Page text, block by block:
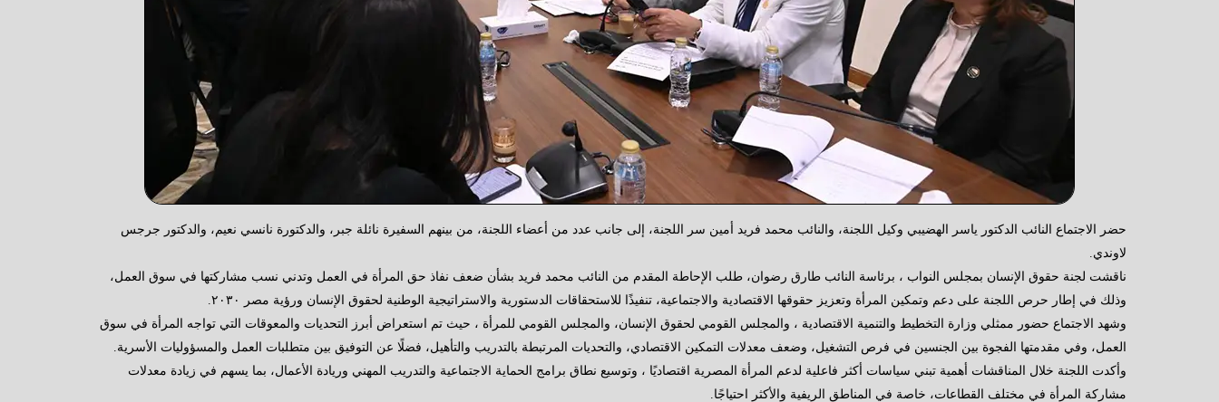
حضر الاجتماع النائب الدكتور ياسر الهضيبي وكيل اللجنة، والنائب محمد فريد أمين سر اللجنة، إلى جانب عدد من أعضاء اللجنة، من بينهم السفيرة نائلة جبر، والدكتورة نانسي نعيم، والدكتور جرجس
لاوندي.
ناقشت لجنة حقوق الإنسان بمجلس النواب ، برئاسة النائب طارق رضوان، طلب الإحاطة المقدم من النائب محمد فريد بشأن ضعف نفاذ حق المرأة في العمل وتدني نسب مشاركتها في سوق العمل،
وذلك في إطار حرص اللجنة على دعم وتمكين المرأة وتعزيز حقوقها الاقتصادية والاجتماعية، تنفيذًا للاستحقاقات الدستورية والاستراتيجية الوطنية لحقوق الإنسان ورؤية مصر ٢٠٣٠.
وشهد الاجتماع حضور ممثلي وزارة التخطيط والتنمية الاقتصادية ، والمجلس القومي لحقوق الإنسان، والمجلس القومي للمرأة ، حيث تم استعراض أبرز التحديات والمعوقات التي تواجه المرأة في سوق
العمل، وفي مقدمتها الفجوة بين الجنسين في فرص التشغيل، وضعف معدلات التمكين الاقتصادي، والتحديات المرتبطة بالتدريب والتأهيل، فضلًا عن التوفيق بين متطلبات العمل والمسؤوليات الأسرية.
وأكدت اللجنة خلال المناقشات أهمية تبني سياسات أكثر فاعلية لدعم المرأة المصرية اقتصاديًا ، وتوسيع نطاق برامج الحماية الاجتماعية والتدريب المهني وريادة الأعمال، بما يسهم في زيادة معدلات
مشاركة المرأة في مختلف القطاعات، خاصة في المناطق الريفية والأكثر احتياجًا.